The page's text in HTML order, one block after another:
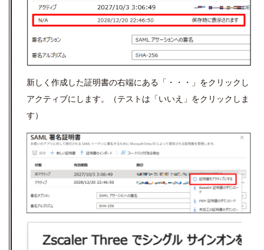
新しく作成した証明書の右端にある「・・・」をクリックし
アクティブにします。（テストは「いいえ」をクリックしま
す）